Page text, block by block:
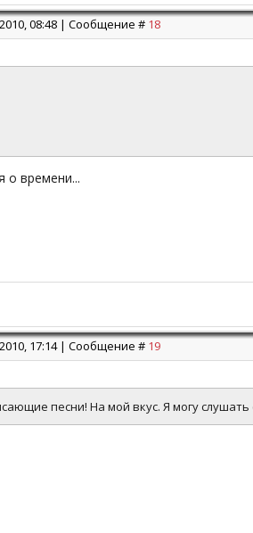
08:48 | Сообщение # 18
о времени...
17:14 | Сообщение # 19
песни! На мой вкус. Я могу слушать